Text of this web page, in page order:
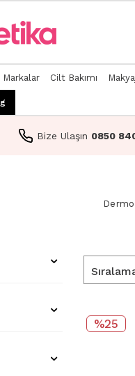
Markalar Cilt Bakımı
Bize Ulaşın 0850
%25